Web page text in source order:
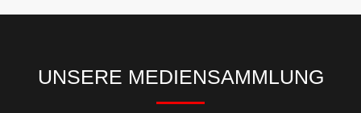
UNSERE MEDIENSAMMLUNG